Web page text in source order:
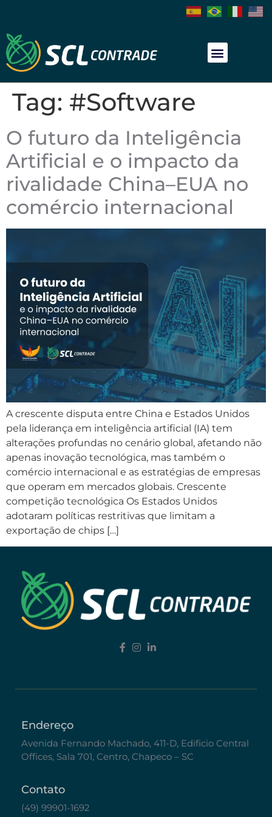
Tag: #Software
O futuro da Inteligência
Artificial e o impacto da
rivalidade China–EUA no
comércio internacional
A crescente disputa entre China e Estados Unidos
pela liderança em inteligência artificial (IA) tem
alterações profundas no cenário global, afetando não
apenas inovação tecnológica, mas também o
comércio internacional e as estratégias de empresas
que operam em mercados globais. Crescente
competição tecnológica Os Estados Unidos
adotaram políticas restritivas que limitam a
exportação de chips […]
Endereço
Avenida Fernando Machado, 411-D, Edificio Central
Offices, Sala 701, Centro, Chapeco – SC
Contato
(49) 99901-1692